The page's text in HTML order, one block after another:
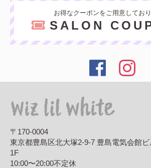
お得なクーポンをご用意しており
SALON
〒170-0004
東京都豊島区北大塚2-9-7 豊島電気会館ビ
1F
10:00〜20:00不定休